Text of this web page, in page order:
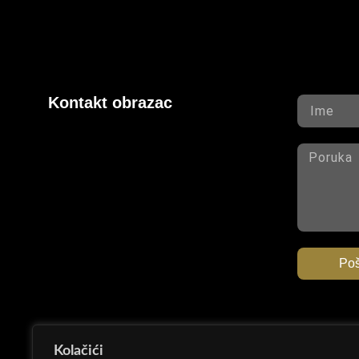
Kolačići
Kontakt obrazac